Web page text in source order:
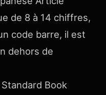
de 8 à 14 chiffres,
code barre, il est
dehors de
Book